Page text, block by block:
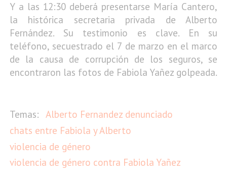
Y a las 12:30 deberá presentarse María Cantero,
la histórica secretaria privada de Alberto
Fernández. Su testimonio es clave. En su
teléfono, secuestrado el 7 de marzo en el marco
de la causa de corrupción de los seguros, se
encontraron las fotos de Fabiola Yañez golpeada.
Alberto Fernandez denunciado
chats entre Fabiola y Alberto
violencia de género
violencia de género contra Fabiola Yañez